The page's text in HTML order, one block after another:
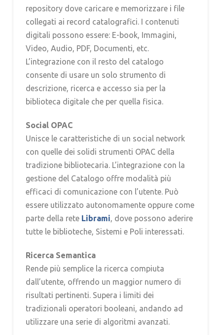
repository dove caricare e memorizzare i file
collegati ai record catalografici. I contenuti
digitali possono essere: E-book, Immagini,
Video, Audio, PDF, Documenti, etc.
L’integrazione con il resto del catalogo
consente di usare un solo strumento di
descrizione, ricerca e accesso sia per la
biblioteca digitale che per quella fisica.
Social OPAC
Unisce le caratteristiche di un social network
con quelle dei solidi strumenti OPAC della
tradizione bibliotecaria. L’integrazione con la
gestione del Catalogo offre modalità più
efficaci di comunicazione con l’utente. Può
essere utilizzato autonomamente oppure come
parte della rete Librami, dove possono aderire
tutte le biblioteche, Sistemi e Poli interessati.
Ricerca Semantica
Rende più semplice la ricerca compiuta
dall’utente, offrendo un maggior numero di
risultati pertinenti. Supera i limiti dei
tradizionali operatori booleani, andando ad
utilizzare una serie di algoritmi avanzati.